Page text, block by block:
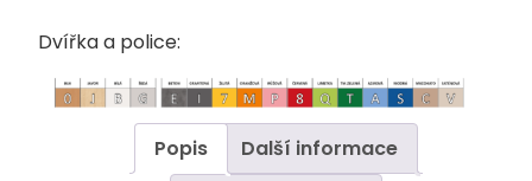
Dvířka a police:
Popis
Další informace